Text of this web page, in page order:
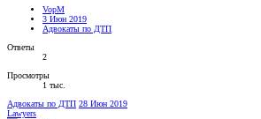
VopM
3 Июн 2019
Адвокаты по ДТП
Ответы
2
Просмотры
1 тыс.
Адвокаты по ДТП 28 Июн 2019
Lawyers